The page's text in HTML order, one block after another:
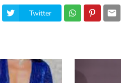
Twitter